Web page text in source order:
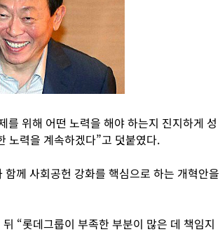
위해 어떤 노력을 해야 하는지 진지하게 성
노력을 계속하겠다”고 덧붙였다.
께 사회공헌 강화를 핵심으로 하는 개혁안을
“롯데그룹이 부족한 부분이 많은 데 책임지